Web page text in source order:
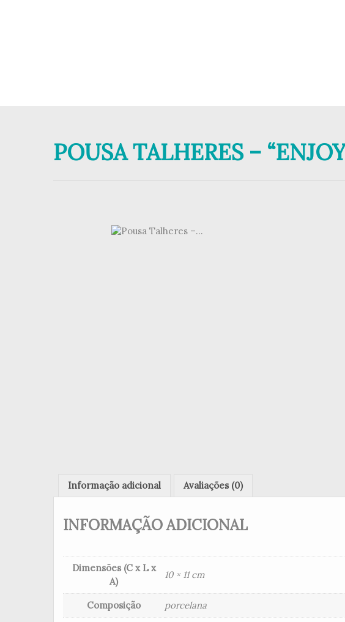
POUSA TALHERES –
Informação adicional Avaliações (0)
INFORMAÇÃO ADICIONAL
Dimensões (C x L x
A)
10 × 11 cm
Composição porcelana